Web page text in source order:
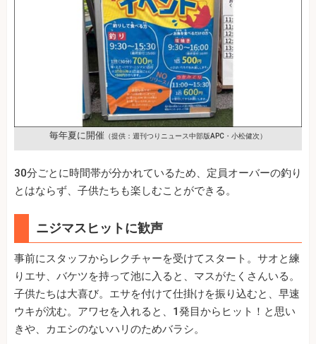
毎年夏に開催 （提供：週刊つりニュース中部版APC・小松健次）
30分ごとに時間帯が分かれているため、定員オーバーの釣り
とはならず、子供たちも楽しむことができる。
ニジマスヒットに歓声
事前にスタッフからレクチャーを受けてスタート。サオと練
りエサ、バケツを持って池に入ると、マスがたくさんいる。
子供たちは大喜び。エサを付けて仕掛けを振り込むと、早速
ウキが沈む。アワセを入れると、1発目からヒット！と思い
きや、カエシのないハリのためバラシ。